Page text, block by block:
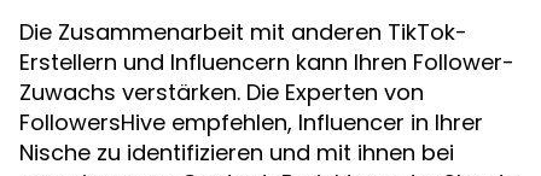
Die Zusammenarbeit mit anderen TikTok-
Erstellern und Influencern kann Ihren Follower-
Zuwachs verstärken. Die Experten von
FollowersHive empfehlen, Influencer in Ihrer
Nische zu identifizieren und mit ihnen bei